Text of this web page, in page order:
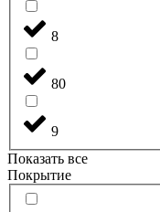
8
80
9
Показать все
Покрытие